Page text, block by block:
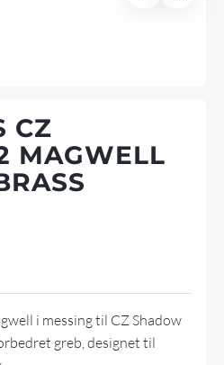
CZ
MAGWELL
i messing til CZ Shadow
greb, designet til